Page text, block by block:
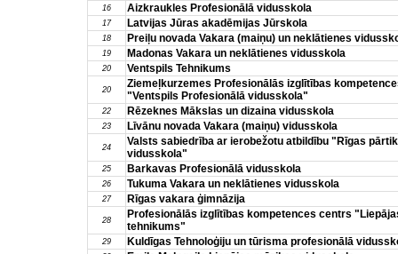
16 Aizkraukles Profesionālā vidusskola
17 Latvijas Jūras akadēmijas Jūrskola
18 Preiļu novada Vakara (maiņu) un neklātienes
19 Madonas Vakara un neklātienes vidusskola
20 Ventspils Tehnikums
20
Ziemeļkurzemes Profesionālās izglītības
"Ventspils Profesionālā vidusskola"
22 Rēzeknes Mākslas un dizaina vidusskola
23 Līvānu novada Vakara (maiņu) vidusskola
24
Valsts sabiedrība ar ierobežotu atbildību "Rīgas
vidusskola"
25 Barkavas Profesionālā vidusskola
26 Tukuma Vakara un neklātienes vidusskola
27 Rīgas vakara ģimnāzija
28
Profesionālās izglītības kompetences centrs
tehnikums"
29 Kuldīgas Tehnoloģiju un tūrisma profesionālā